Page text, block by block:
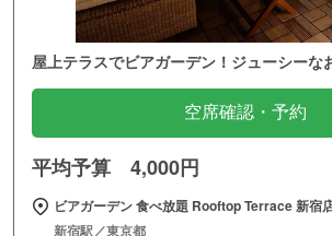
屋上テラスでビアガーデン！ジューシーな
空席確認・予約
平均予算 4,000円
ビアガーデン 食べ放題 Rooftop Terrace 新宿
新宿駅／東京都